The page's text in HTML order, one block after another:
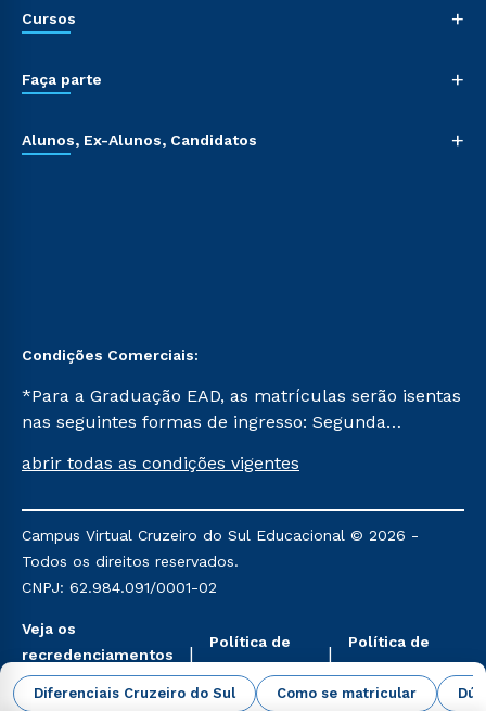
Diferenciais Cruzeiro do Sul Como se matricular
Cursos +
Faça parte +
Alunos, Ex-Alunos, Candidatos +
Condições Comerciais:
*Para a Graduação EAD, as matrículas serão isentas
nas seguintes formas de ingresso: Segunda
Já para as demais, a taxa de matrícula será de R$
mencionadas são referentes aos cursos: Ensino
Religioso, Geografia para a Docência e Metodologia
do Ensino de História: Questões Atuais.
abrir todas as condições vigentes
Campus Virtual Cruzeiro do Sul Educacional © 2026 -
Todos os direitos reservados.
CNPJ: 62.984.091/0001-02
Veja os
recredenciamentos
aqui
Política de
Privacidade
Política de
Cookies